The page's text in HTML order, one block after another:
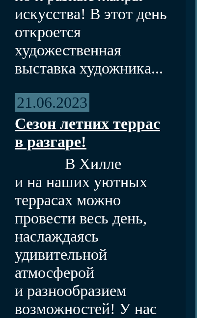
искусства! В этот день
откроется
художественная
выставка художника...
21.06.2023
Сезон летних террас
в разгаре!
В Хилле
и на наших уютных
террасах можно
провести весь день,
наслаждаясь
удивительной
атмосферой
и разнообразием
возможностей! У нас